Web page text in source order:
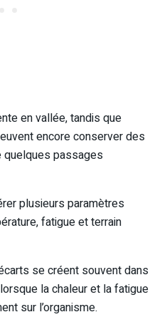
en vallée, tandis que
encore conserver des
quelques passages
plusieurs paramètres
fatigue et terrain
se créent souvent dans
la chaleur et la fatigue
sur l’organisme.